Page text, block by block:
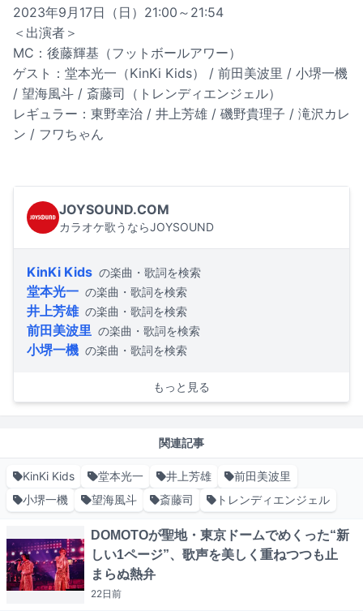
2023年9月17日（日）21:00～21:54
＜出演者＞
MC：後藤輝基（フットボールアワー）
ゲスト：堂本光一（KinKi Kids） / 前田美波里 / 小堺一機
/ 望海風斗 / 斎藤司（トレンディエンジェル）
レギュラー：東野幸治 / 井上芳雄 / 磯野貴理子 / 滝沢カレ
ン / フワちゃん
JOYSOUND.COM
カラオケ歌うならJOYSOUND
KinKi Kids の楽曲・歌詞を検索
堂本光一 の楽曲・歌詞を検索
井上芳雄 の楽曲・歌詞を検索
前田美波里 の楽曲・歌詞を検索
小堺一機 の楽曲・歌詞を検索
もっと見る
関連記事
KinKi Kids 堂本光一 井上芳雄
前田美波里
小堺一機
望海風斗 斎藤司 トレンディエンジェル
DOMOTOが聖地・東京ドームでめくった“新
しい1ページ”、歌声を美しく重ねつつも止
まらぬ熱弁
22日前